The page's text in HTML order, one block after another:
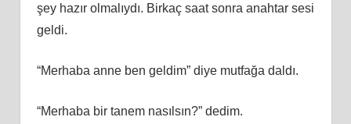
şey hazır olmalıydı. Birkaç saat sonra anahtar sesi
geldi.
“Merhaba anne ben geldim” diye mutfağa daldı.
“Merhaba bir tanem nasılsın?” dedim.